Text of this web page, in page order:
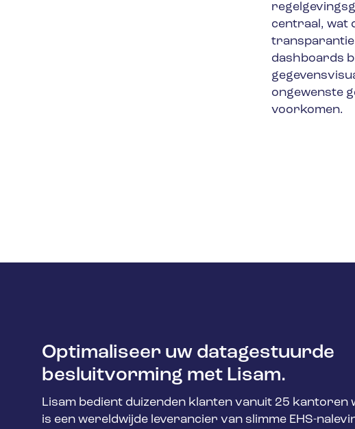
centraal, wat
dashboards
ongewenste
voorkomen.
Optimaliseer uw datagestuurde
besluitvorming met Lisam.
Lisam bedient duizenden klanten vanuit 25 kantoren
is een wereldwijde leverancier van slimme EHS-